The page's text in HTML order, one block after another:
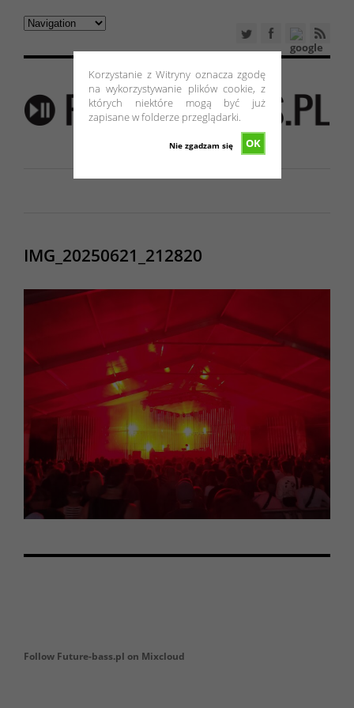
Korzystanie z Witryny oznacza zgodę
na wykorzystywanie plików cookie, z
których niektóre mogą być już
zapisane w folderze przeglądarki.
OK
Nie zgadzam się
IMG_20250621_212820
Follow Future-bass.pl on Mixcloud